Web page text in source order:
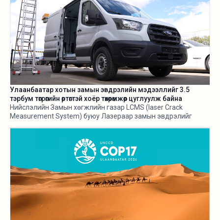
Улаанбаатар хотын замын эвдрэлийн мэдээллийг 3.5
тэрбум төгрөгийн өртөгтэй хоёр төхөөрөмжөөр цуглуулж байна
Нийслэлийн Замын хөгжлийн газар LCMS (laser Crack
Measurement System) буюу Лазераар замын эвдрэлийг
тэрбум орчим төгрөгийн өртөгтэй аж.